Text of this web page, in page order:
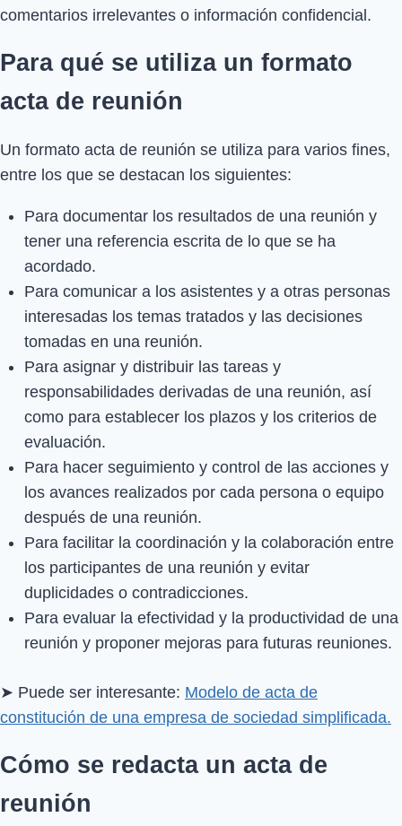
comentarios irrelevantes o información confidencial.
Para qué se utiliza un formato
acta de reunión
Un formato acta de reunión se utiliza para varios fines,
entre los que se destacan los siguientes:
Para documentar los resultados de una reunión y
tener una referencia escrita de lo que se ha
acordado.
Para comunicar a los asistentes y a otras personas
interesadas los temas tratados y las decisiones
tomadas en una reunión.
Para asignar y distribuir las tareas y
responsabilidades derivadas de una reunión, así
como para establecer los plazos y los criterios de
evaluación.
Para hacer seguimiento y control de las acciones y
los avances realizados por cada persona o equipo
después de una reunión.
Para facilitar la coordinación y la colaboración entre
los participantes de una reunión y evitar
duplicidades o contradicciones.
Para evaluar la efectividad y la productividad de una
reunión y proponer mejoras para futuras reuniones.
➤ Puede ser interesante: Modelo de acta de
constitución de una empresa de sociedad simplificada.
Cómo se redacta un acta de
reunión